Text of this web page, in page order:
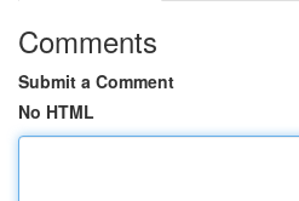
Comments
Submit a Comment
No HTML